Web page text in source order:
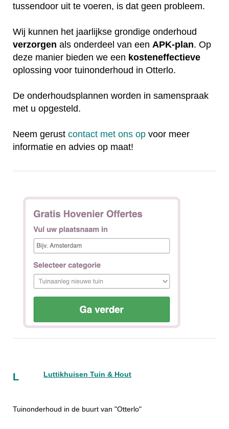
tussendoor uit te voeren, is dat geen probleem.
Wij kunnen het jaarlijkse grondige onderhoud
verzorgen als onderdeel van een APK-plan. Op
deze manier bieden we een kosteneffectieve
oplossing voor tuinonderhoud in Otterlo.
De onderhoudsplannen worden in samenspraak
met u opgesteld.
Neem gerust contact met ons op voor meer
informatie en advies op maat!
L Luttikhuisen Tuin & Hout
Tuinonderhoud in de buurt van "Otterlo"